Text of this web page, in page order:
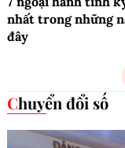
nhất trong những
đây
Chuyển đổi số